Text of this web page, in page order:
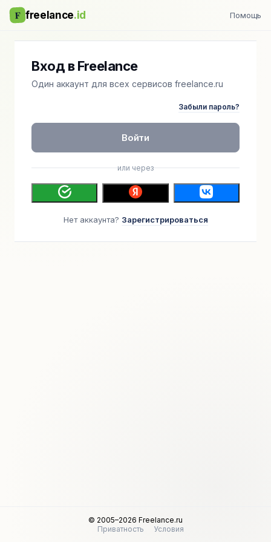
F freelance.id Помощь
Вход в Freelance
Один аккаунт для всех сервисов freelance.ru
Забыли пароль?
Войти
или через
Нет аккаунта? Зарегистрироваться
© 2005–2026 Freelance.ru
Приватность
Условия